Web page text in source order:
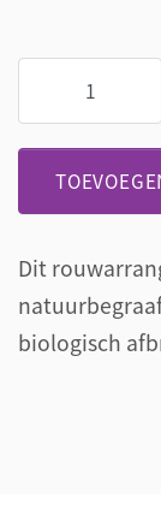
blauw
Dit
biologisch